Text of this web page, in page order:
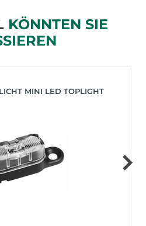
KÖNNTEN SIE
MINI LED TOPLIGHT